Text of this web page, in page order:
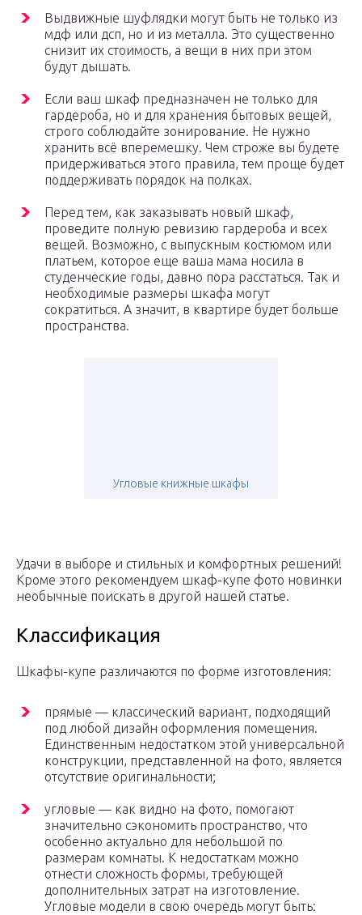
Выдвижные шуфлядки могут быть не только из
мдф или дсп, но и из металла. Это существенно
снизит их стоимость, а вещи в них при этом
будут дышать.
Если ваш шкаф предназначен не только для
гардероба, но и для хранения бытовых вещей,
строго соблюдайте зонирование. Не нужно
хранить всё вперемешку. Чем строже вы будете
придерживаться этого правила, тем проще будет
поддерживать порядок на полках.
Перед тем, как заказывать новый шкаф,
проведите полную ревизию гардероба и всех
вещей. Возможно, с выпускным костюмом или
платьем, которое еще ваша мама носила в
студенческие годы, давно пора расстаться. Так и
необходимые размеры шкафа могут
сократиться. А значит, в квартире будет больше
пространства.
Угловые книжные шкафы
Удачи в выборе и стильных и комфортных решений!
Кроме этого рекомендуем шкаф-купе фото новинки
необычные поискать в другой нашей статье.
Классификация
Шкафы-купе различаются по форме изготовления:
прямые — классический вариант, подходящий
под любой дизайн оформления помещения.
Единственным недостатком этой универсальной
конструкции, представленной на фото, является
отсутствие оригинальности;
угловые — как видно на фото, помогают
значительно сэкономить пространство, что
особенно актуально для небольшой по
размерам комнаты. К недостаткам можно
отнести сложность формы, требующей
дополнительных затрат на изготовление.
Угловые модели в свою очередь могут быть: